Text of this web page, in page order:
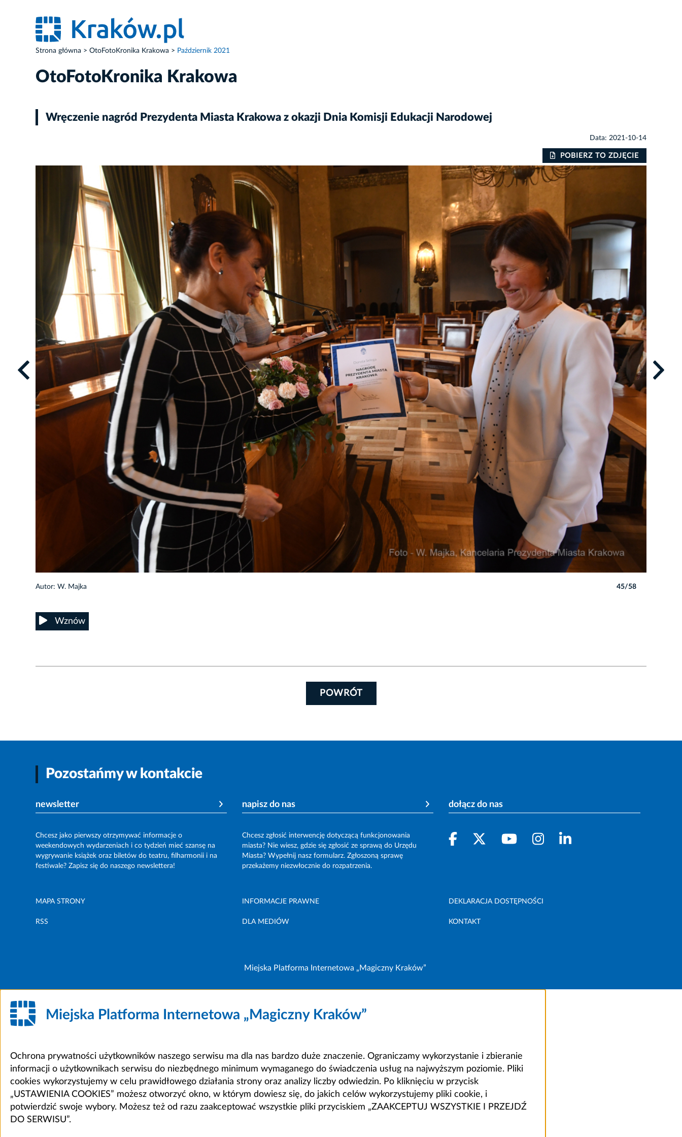
Strona główna OtoFotoKronika Krakowa Październik 2021
OtoFotoKronika Krakowa
Wręczenie nagród Prezydenta Miasta Krakowa z okazji Dnia Komisji Edukacji Narodowej
Data: 2021-10-14
POBIERZ TO ZDJĘCIE
Autor: W. Majka 45/58
Wznów
POWRÓT
Pozostańmy w kontakcie
newsletter
Chcesz jako pierwszy otrzymywać informacje o
weekendowych wydarzeniach i co tydzień mieć szansę na
wygrywanie książek oraz biletów do teatru, filharmonii i na
festiwale? Zapisz się do naszego newslettera!
napisz do nas
Chcesz zgłosić interwencję dotyczącą funkcjonowania
miasta? Nie wiesz, gdzie się zgłosić ze sprawą do Urzędu
Miasta? Wypełnij nasz formularz. Zgłoszoną sprawę
przekażemy niezwłocznie do rozpatrzenia.
dołącz do nas
MAPA STRONY INFORMACJE PRAWNE DEKLARACJA DOSTĘPNOŚCI
RSS DLA MEDIÓW KONTAKT
Miejska Platforma Internetowa „Magiczny Kraków”
Miejska Platforma Internetowa „Magiczny Kraków”
Ochrona prywatności użytkowników naszego serwisu ma dla nas bardzo duże znaczenie. Ograniczamy wykorzystanie i zbieranie
informacji o użytkownikach serwisu do niezbędnego minimum wymaganego do świadczenia usług na najwyższym poziomie. Pliki
cookies wykorzystujemy w celu prawidłowego działania strony oraz analizy liczby odwiedzin. Po kliknięciu w przycisk
„USTAWIENIA COOKIES” możesz otworzyć okno, w którym dowiesz się, do jakich celów wykorzystujemy pliki cookie, i
potwierdzić swoje wybory. Możesz też od razu zaakceptować wszystkie pliki przyciskiem „ZAAKCEPTUJ WSZYSTKIE I PRZEJDŹ
DO SERWISU”.